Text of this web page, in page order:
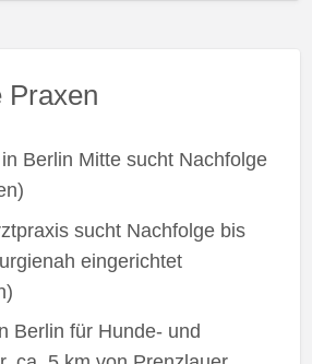
Praxen
Berlin Mitte sucht Nachfolge
sucht Nachfolge bis
eingerichtet
Berlin für Hunde- und